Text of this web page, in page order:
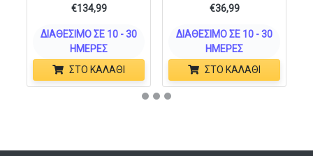
€134,99
ΔΙΑΘΈΣΙΜΟ ΣΕ 10 - 30
ΗΜΈΡΕΣ
ΣΤΟ ΚΑΛΆΘΙ
€36,99
ΔΙΑΘΈΣΙΜΟ ΣΕ 10 - 30
ΗΜΈΡΕΣ
ΣΤΟ ΚΑΛΆΘΙ